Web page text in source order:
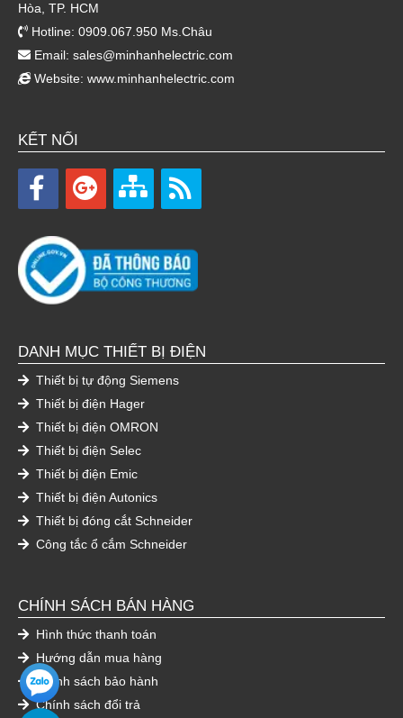
Hòa, TP. HCM
Hotline: 0909.067.950 Ms.Châu
Email: sales@minhanhelectric.com
Website: www.minhanhelectric.com
KẾT NỐI
DANH MỤC THIẾT BỊ ĐIỆN
Thiết bị tự động Siemens
Thiết bị điện Hager
Thiết bị điện OMRON
Thiết bị điện Selec
Thiết bị điện Emic
Thiết bị điện Autonics
Thiết bị đóng cắt Schneider
Công tắc ổ cắm Schneider
CHÍNH SÁCH BÁN HÀNG
Hình thức thanh toán
Hướng dẫn mua hàng
Chính sách bảo hành
Chính sách đổi trả